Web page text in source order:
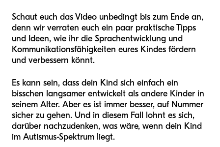
Schaut euch das Video unbedingt bis zum Ende an,
denn wir verraten euch ein paar praktische Tipps
und Ideen, wie ihr die Sprachentwicklung und
Kommunikationsfähigkeiten eures Kindes fördern
und verbessern könnt.
Es kann sein, dass dein Kind sich einfach ein
bisschen langsamer entwickelt als andere Kinder in
seinem Alter. Aber es ist immer besser, auf Nummer
sicher zu gehen. Und in diesem Fall lohnt es sich,
darüber nachzudenken, was wäre, wenn dein Kind
im Autismus-Spektrum liegt.